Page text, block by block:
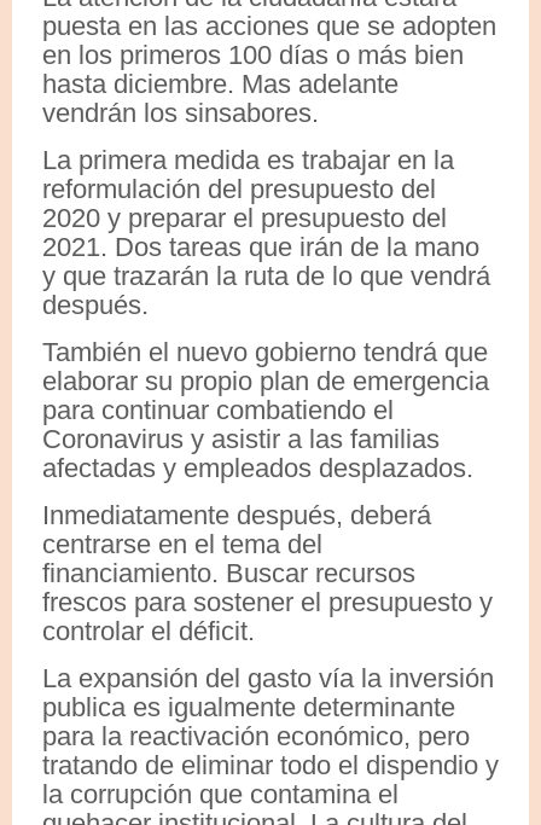
puesta en las acciones que se adopten
en los primeros 100 días o más bien
hasta diciembre. Mas adelante
vendrán los sinsabores.
La primera medida es trabajar en la
reformulación del presupuesto del
2020 y preparar el presupuesto del
2021. Dos tareas que irán de la mano
y que trazarán la ruta de lo que vendrá
después.
También el nuevo gobierno tendrá que
elaborar su propio plan de emergencia
para continuar combatiendo el
Coronavirus y asistir a las familias
afectadas y empleados desplazados.
Inmediatamente después, deberá
centrarse en el tema del
financiamiento. Buscar recursos
frescos para sostener el presupuesto y
controlar el déficit.
La expansión del gasto vía la inversión
publica es igualmente determinante
para la reactivación económico, pero
tratando de eliminar todo el dispendio y
la corrupción que contamina el